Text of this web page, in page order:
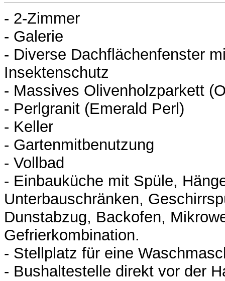
- 2-Zimmer
- Galerie
- Diverse Dachflächenfenster
Insektenschutz
- Massives Olivenholzparkett
- Perlgranit (Emerald Perl)
- Keller
- Gartenmitbenutzung
- Vollbad
- Einbauküche mit Spüle,
Unterbauschränken,
Dunstabzug, Backofen,
Gefrierkombination.
- Stellplatz für eine
- Bushaltestelle direkt vor der